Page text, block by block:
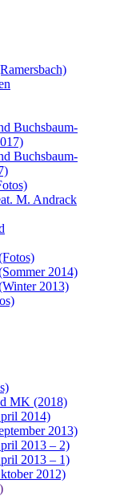
Buchsbaum-
Buchsbaum-
M. Andrack
2014)
2013)
MK (2018)
2014)
2013)
2013 – 2)
2013 – 1)
2012)